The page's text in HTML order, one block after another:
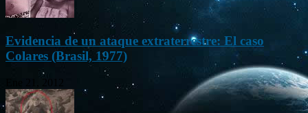
Evidencia de un ataque extraterrestre: El caso
Colares (Brasil, 1977)